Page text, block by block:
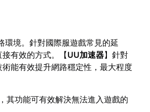
境。針對國際服遊戲常見的延
有效的方式。【UU加速器】針對
能有效提升網路穩定性，最大程度
其功能可有效解決無法進入遊戲的